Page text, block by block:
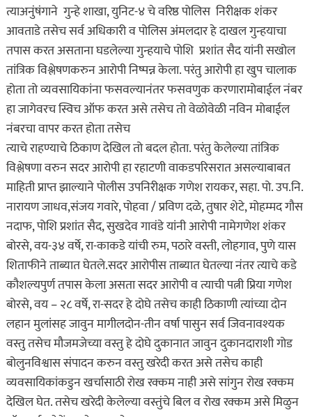
त्याअनुंषंगाने गुन्हे शाखा, युनिट-४ चे वरिष्ठ पोलिस निरीक्षक शंकर
आवताडे तसेच सर्व अधिकारी व पोलिस अंमलदार हे दाखल गुन्हयाचा
तपास करत असताना घडलेल्या गुन्हयाचे पोशि प्रशांत सैद यांनी सखोल
तांत्रिक विश्लेषणकरुन आरोपी निष्पन्न केला. परंतु आरोपी हा खुप चालाक
होता तो व्यवसायिकांना फसवल्यानंतर फसवणुक करणारामोबाईल नंबर
हा जागेवरच स्विच ऑफ करत असे तसेच तो वेळोवेळी नविन मोबाईल
नंबरचा वापर करत होता तसेच
त्याचे राहण्याचे ठिकाण देखिल तो बदल होता. परंतु केलेल्या तांत्रिक
विश्लेषणा वरुन सदर आरोपी हा रहाटणी वाकडपरिसरात असल्याबाबत
माहिती प्राप्त झाल्याने पोलीस उपनिरीक्षक गणेश रायकर, सहा. पो. उप.नि.
नारायण जाधव,संजय गवारे, पोहवा / प्रविण दळे, तुषार शेटे, मोहम्मद गौस
नदाफ, पोशि प्रशांत सैद, सुखदेव गावंडे यांनी आरोपी नामेगणेश शंकर
बोरसे, वय-३४ वर्षे, रा-काकडे यांची रुम, पठारे वस्ती, लोहगाव, पुणे यास
शिताफीने ताब्यात घेतले.सदर आरोपीस ताब्यात घेतल्या नंतर त्याचे कडे
कौशल्यपुर्ण तपास केला असता सदर आरोपी व त्याची पत्नी प्रिया गणेश
बोरसे, वय – २८ वर्षे, रा-सदर हे दोघे तसेच काही ठिकाणी त्यांच्या दोन
लहान मुलांसह जावुन मागीलदोन-तीन वर्षा पासुन सर्व जिवनावश्यक
वस्तु तसेच मौजमजेच्या वस्तु हे दोघे दुकानात जावुन दुकानदाराशी गोड
बोलुनविश्वास संपादन करुन वस्तु खरेदी करत असे तसेच काही
व्यवसायिकांकडुन खर्चासाठी रोख रक्कम नाही असे सांगुन रोख रक्कम
देखिल घेत. तसेच खरेदी केलेल्या वस्तुंचे बिल व रोख रक्कम असे मिळुन